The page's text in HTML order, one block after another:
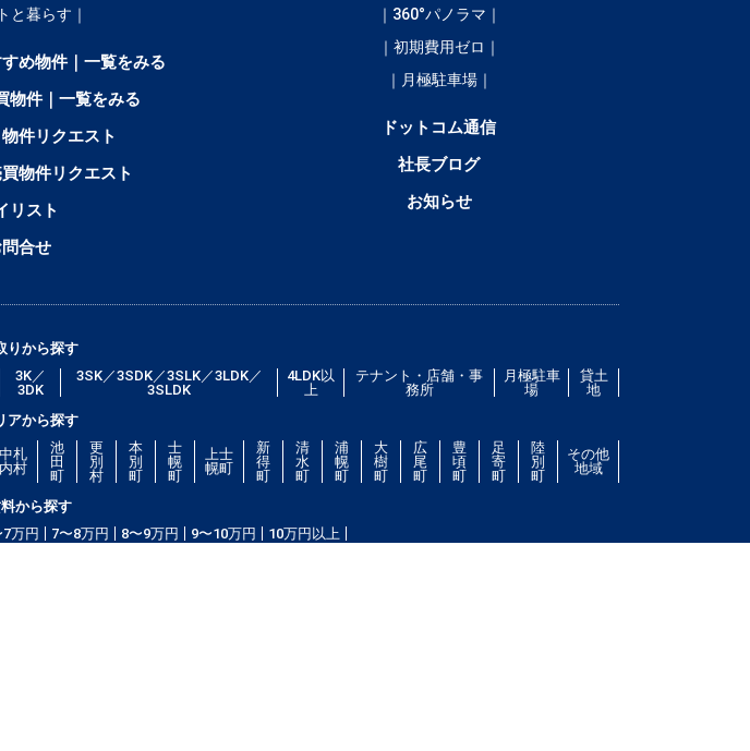
と暮らす｜
め物件｜一覧をみる
物件｜一覧をみる
件リクエスト
物件リクエスト
リスト
合せ
｜360°パノラマ｜
｜初期費用ゼロ｜
｜月極駐車場｜
ドットコム通信
社長ブログ
お知らせ
りから探す
3K／
3DK
3SK／3SDK／3SLK／3LDK／
3SLDK
4LDK以
上
テナント・店舗・事
務所
月極駐車
場
貸土
地
アから探す
中札
内村
池
田
町
更
別
村
本
別
町
士
幌
町
上士
幌町
新
得
町
清
水
町
浦
幌
町
大
樹
町
広
尾
町
豊
頃
町
足
寄
町
陸
別
町
その他
地域
から探す
7万円 7〜8万円 8〜9万円 9〜10万円 10万円以上